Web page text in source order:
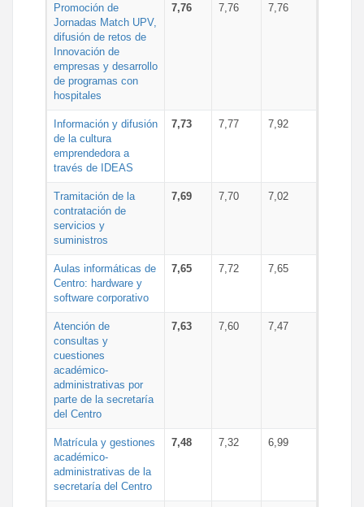
Promoción de
Jornadas Match UPV,
difusión de retos de
Innovación de
empresas y desarrollo
de programas con
hospitales
7,76 7,76 7,76
Información y difusión
de la cultura
emprendedora a
través de IDEAS
7,73 7,77 7,92
Tramitación de la
contratación de
servicios y
suministros
7,69 7,70 7,02
Aulas informáticas de
Centro: hardware y
software corporativo
7,65 7,72 7,65
Atención de
consultas y
cuestiones
académico-
administrativas por
parte de la secretaría
del Centro
7,63 7,60 7,47
Matrícula y gestiones
académico-
administrativas de la
secretaría del Centro
7,48 7,32 6,99